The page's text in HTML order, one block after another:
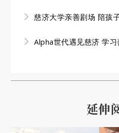
慈济大学亲善剧场 陪孩
Alpha世代遇见慈济 学习
延伸